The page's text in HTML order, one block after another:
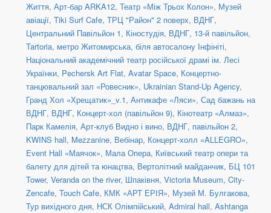
Життя, Арт-бар ARKA12, Театр «Між Трьох Колон», Музей
авіації, Tiki Surf Cafe, ТРЦ "Район" 2 поверх, ВДНГ,
Центральний Павільйон 1, Кіностудія, ВДНГ, 13-й павільйон,
Tartoria, метро Житомирська, біля автосалону Інфініті,
Національний академічний театр російської драмі ім. Лесі
Українки, Pechersk Art Flat, Avatar Space, Концертно-
танцювальний зал «Ровесник», Ukrainian Stand-Up Agency,
Гранд Хол «Хрещатик»_v.1, Антикафе «Ляси», Сад бажань на
ВДНГ, ВДНГ, Концерт-хол (павільйон 9), Кінотеатр «Алмаз»,
Парк Камелія, Арт-клуб Видно і вино, ВДНГ, павільйон 2,
KWINS hall, Mezzanine, Вебінар, Концерт-холл «ALLEGRO»,
Event Hall «Маячок», Мала Опера, Київський театр опери та
балету для дітей та юнацтва, Вертолітний майданчик, БЦ 101
Tower, Veranda on the river, Шпаківня, Victoria Museum, City-
Zencafe, Touch Cafe, КМК «АРТ ЕРІЯ», Музей М. Булгакова,
Тур вихідного дня, НСК Олімпійський, Admiral hall, Ashtanga